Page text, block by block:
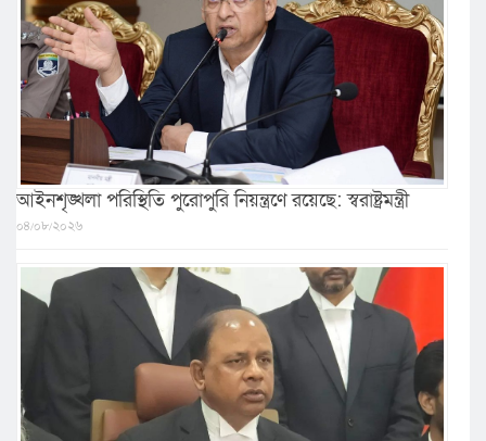
আইনশৃঙ্খলা পরিস্থিতি পুরোপুরি নিয়ন্ত্রণে রয়েছে: স্বরাষ্ট্রমন্ত্রী
০৪/০৮/২০২৬